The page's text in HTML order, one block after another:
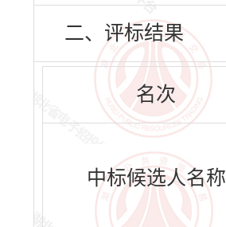
二、评标结果
名次
中标候选人名称